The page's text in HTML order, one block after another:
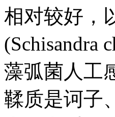
相对较好，
(Schisandra
藻弧菌人工
鞣质是诃子